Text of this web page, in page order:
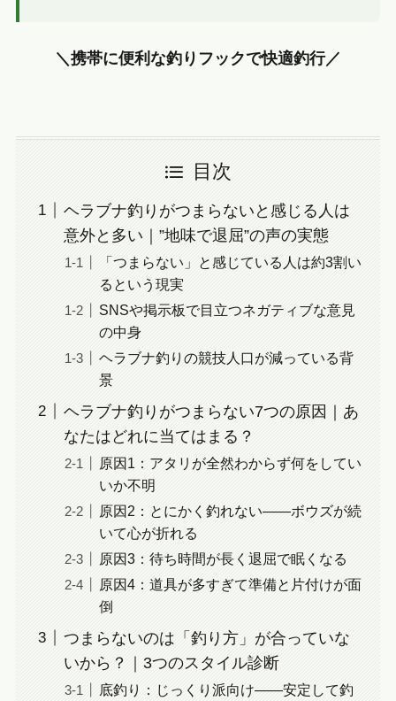
＼携帯に便利な釣りフックで快適釣行／
目次
ヘラブナ釣りがつまらないと感じる人は
意外と多い｜”地味で退屈”の声の実態
「つまらない」と感じている人は約3割い
るという現実
SNSや掲示板で目立つネガティブな意見
の中身
ヘラブナ釣りの競技人口が減っている背
景
ヘラブナ釣りがつまらない7つの原因｜あ
なたはどれに当てはまる？
原因1：アタリが全然わからず何をしてい
いか不明
原因2：とにかく釣れない——ボウズが続
いて心が折れる
原因3：待ち時間が長く退屈で眠くなる
原因4：道具が多すぎて準備と片付けが面
倒
つまらないのは「釣り方」が合っていな
いから？｜3つのスタイル診断
底釣り：じっくり派向け——安定して釣